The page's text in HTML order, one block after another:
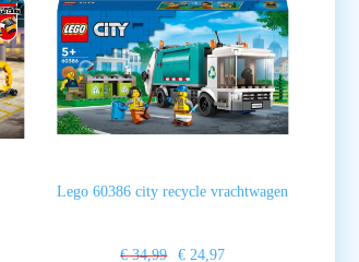
Lego 60386 city recycle vrachtwagen
€ 34,99 € 24,97